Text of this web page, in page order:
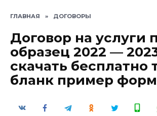
ГЛАВНАЯ » ДОГОВОРЫ
Договор на услуги
образец 2022 —
скачать бесплатно
бланк пример